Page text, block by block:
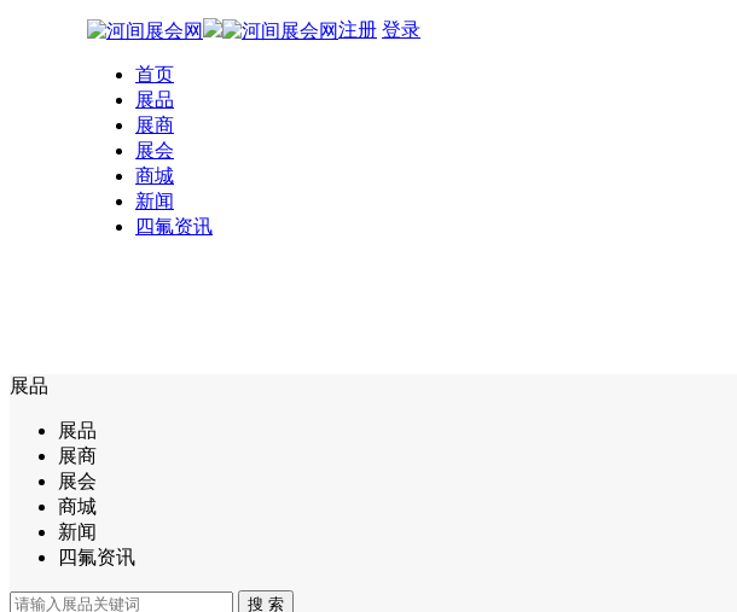
注册 登录
首页
展品
展商
展会
商城
新闻
四氟资讯
展品
展品
展商
展会
商城
新闻
四氟资讯